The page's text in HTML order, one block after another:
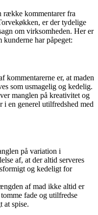
række kommentarer fra
er der tydelige
om virksomheden. Her er
har påpeget:
kommentarerne er, at maden
som usmagelig og kedelig.
manglen på kreativitet og
i en generel utilfredshed med
på variation i
af, at der altid serveres
og kedeligt for
af mad ikke altid er
fade og utilfredse
at spise.